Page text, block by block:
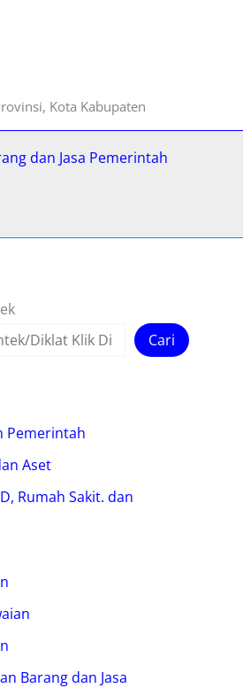
Kota Kabupaten
dan Jasa Pemerintah
Cari
Pemerintah
Aset
Rumah Sakit. dan
Barang dan Jasa